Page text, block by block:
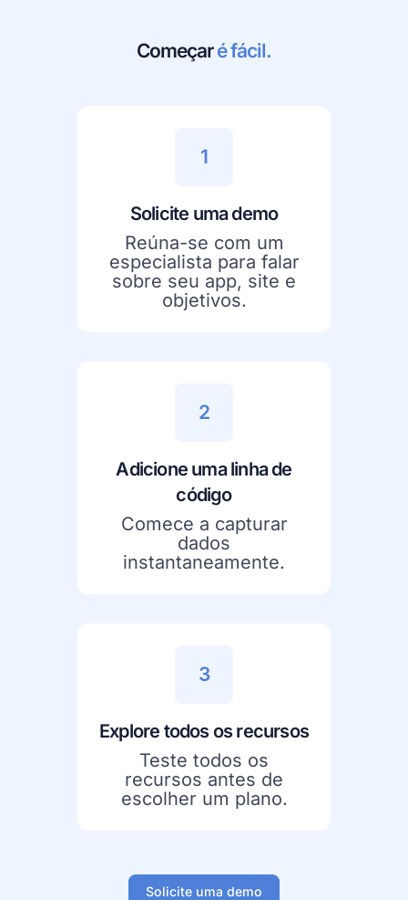
Começaré fácil.
1
Solicite uma demo
Reúna-se com um
especialista para falar
sobre seu app, site e
objetivos.
2
Adicione uma linha de
código
Comece a capturar
dados
instantaneamente.
3
Explore todos os recursos
Teste todos os
recursos antes de
escolher um plano.
Solicite uma demo